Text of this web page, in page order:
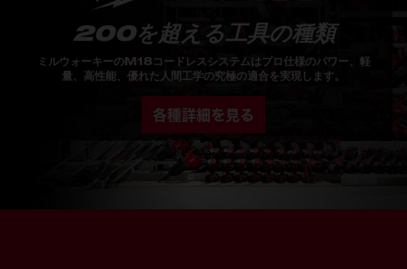
200を超える工具の種類
ミルウォーキーのM18コードレスシステムはプロ仕様のパワー、軽
量、高性能、優れた人間工学の究極の適合を実現します。
各種詳細を見る